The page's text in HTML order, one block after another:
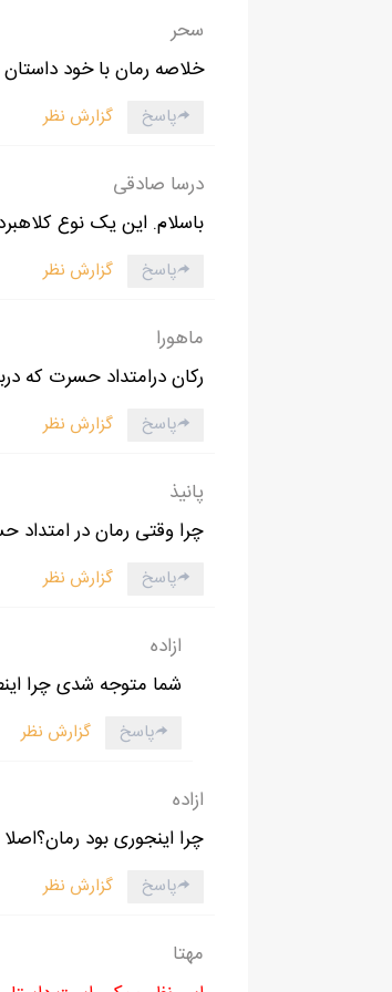
- چرا مامانت مثل عروس آیندش
- من کلا همه‌چیز رو به مامانم
- منظورت چیه آیوار؟
سحر
خلاصه رمان با خود
پاسخ گزارش نظر
درسا صادقی
باسلام. این یک نوع
پاسخ گزارش نظر
ماهورا
رکان درامتداد حسرت که
پاسخ گزارش نظر
پانیذ
چرا وقتی رمان در امتداد
پاسخ گزارش نظر
ازاده
شما متوجه شدی چرا
پاسخ گزارش نظر
ازاده
چرا اینجوری بود
پاسخ گزارش نظر
مهتا